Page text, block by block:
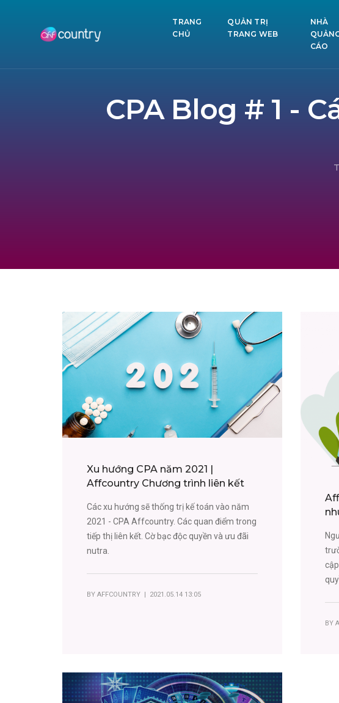
TRANG
CHỦ
QUẢN TRỊ
TRANG WEB
NHÀ
CÁO
CPA Blog # 1 -
Xu hướng CPA năm 2021 |
Affcountry Chương trình liên kết
Các xu hướng sẽ thống trị kế toán vào năm
2021 - CPA Affcountry. Các quan điểm trong
tiếp thị liên kết. Cờ bạc độc quyền và ưu đãi
nutra.
BY AFFCOUNTRY | 2021.05.14 13:05
BY